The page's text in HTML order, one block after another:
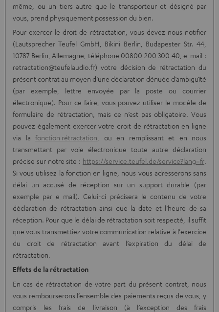
même, ou un tiers autre que le transporteur et désigné par
vous, prend physiquement possession du bien.
Pour exercer le droit de rétractation, vous devez nous notifier
(Lautsprecher Teufel GmbH, Bikini Berlin, Budapester Str. 44,
10787 Berlin, Allemagne, téléphone 00800 200 300 40, e-mail :
retractation@teufelaudio.fr) votre décision de rétractation du
présent contrat au moyen d’une déclaration dénuée d’ambiguïté
(par exemple, lettre envoyée par la poste ou courrier
électronique). Pour ce faire, vous pouvez utiliser le modèle de
formulaire de rétractation, mais ce n’est pas obligatoire. Vous
pouvez également exercer votre droit de rétractation en ligne
via la fonction rétractation , ou en remplissant et en nous
transmettant par voie électronique toute autre déclaration
précise sur notre site : https://service.teufel.de/service?lang=fr.
Si vous utilisez la fonction en ligne, nous vous adresserons sans
délai un accusé de réception sur un support durable (par
exemple par e mail). Celui-ci précisera le contenu de votre
déclaration de rétractation ainsi que la date et l’heure de sa
réception. Pour que le délai de rétractation soit respecté, il suffit
que vous transmettiez votre communication relative à l'exercice
du droit de rétractation avant l’expiration du délai de
rétractation.
Effets de la rétractation
En cas de rétractation de votre part du présent contrat, nous
vous rembourserons l’ensemble des paiements reçus de vous, y
compris les frais de livraison (à l’exception des frais